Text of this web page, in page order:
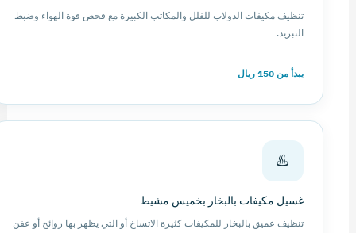
تنظيف مكيفات الدولاب للفلل والمكاتب الكبيرة مع فحص قوة الهواء وضبط
التبريد.
يبدأ من 150 ريال
♨️
غسيل مكيفات بالبخار بخميس مشيط
تنظيف عميق بالبخار للمكيفات كثيرة الاتساخ أو التي يظهر بها روائح أو عفن